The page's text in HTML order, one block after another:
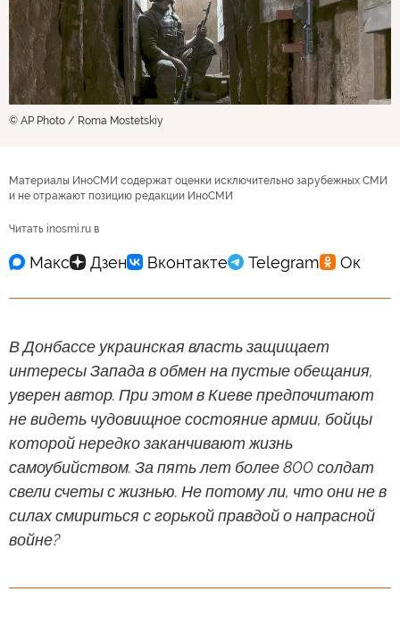
© AP Photo / Roma Mostetskiy
Материалы ИноСМИ содержат оценки исключительно зарубежных СМИ
и не отражают позицию редакции ИноСМИ
Читать inosmi.ru в
В Донбассе украинская власть защищает
интересы Запада в обмен на пустые обещания,
уверен автор. При этом в Киеве предпочитают
не видеть чудовищное состояние армии, бойцы
которой нередко заканчивают жизнь
самоубийством. За пять лет более 800 солдат
свели счеты с жизнью. Не потому ли, что они не в
силах смириться с горькой правдой о напрасной
войне?